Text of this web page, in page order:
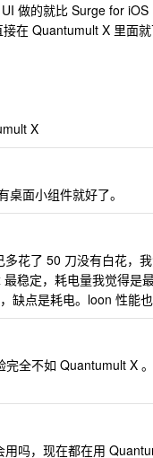
做的就比 Surge for iOS
在 Quantumult X 里面
X
面小组件就好了。
花了 50 刀没有白花，
稳定，耗电量我觉得是
点是耗电。loon 性能也
全不如 Quantumult X
吗，现在都在用